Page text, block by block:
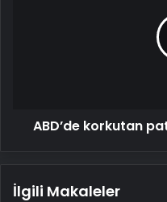
ABD’de korkutan
İlgili Makaleler